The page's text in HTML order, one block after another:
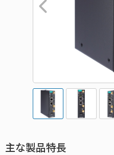
主な製品特長